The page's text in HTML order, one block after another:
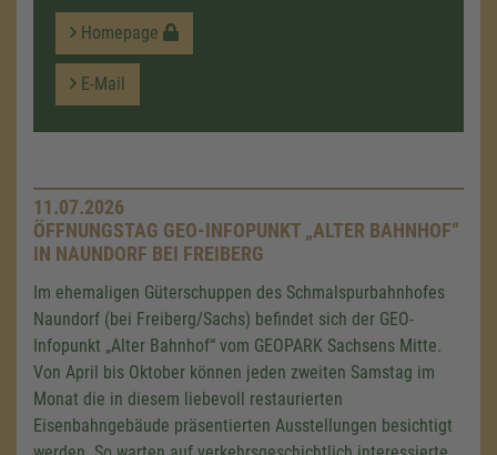
Homepage
E-Mail
11.07.2026
ÖFFNUNGSTAG GEO-INFOPUNKT „ALTER BAHNHOF“
IN NAUNDORF BEI FREIBERG
Im ehemaligen Güterschuppen des Schmalspurbahnhofes
Naundorf (bei Freiberg/Sachs) befindet sich der GEO-
Infopunkt „Alter Bahnhof“ vom GEOPARK Sachsens Mitte.
Von April bis Oktober können jeden zweiten Samstag im
Monat die in diesem liebevoll restaurierten
Eisenbahngebäude präsentierten Ausstellungen besichtigt